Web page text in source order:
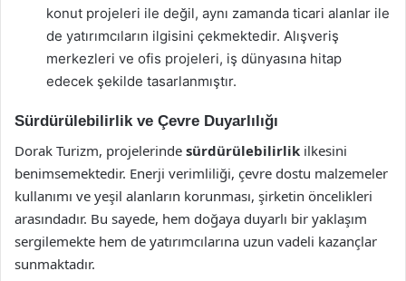
konut projeleri ile değil, aynı zamanda ticari alanlar ile
de yatırımcıların ilgisini çekmektedir. Alışveriş
merkezleri ve ofis projeleri, iş dünyasına hitap
edecek şekilde tasarlanmıştır.
Sürdürülebilirlik ve Çevre Duyarlılığı
Dorak Turizm, projelerinde sürdürülebilirlik ilkesini
benimsemektedir. Enerji verimliliği, çevre dostu malzemeler
kullanımı ve yeşil alanların korunması, şirketin öncelikleri
arasındadır. Bu sayede, hem doğaya duyarlı bir yaklaşım
sergilemekte hem de yatırımcılarına uzun vadeli kazançlar
sunmaktadır.